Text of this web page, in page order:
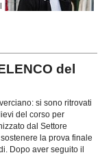
del
si sono ritrovati
del corso per
dal Settore
la prova finale
Dopo aver seguito il